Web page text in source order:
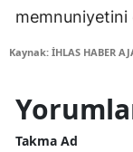
memnuniyetini
Kaynak: İHLAS HABER
Takma Ad